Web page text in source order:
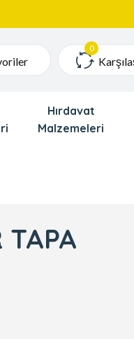
Hırdavat
Malzemeleri
TAPA